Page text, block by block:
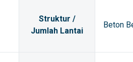
Struktur /
Jumlah Lantai
Beton